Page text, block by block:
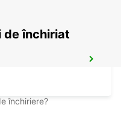
de închiriat
închiriere?